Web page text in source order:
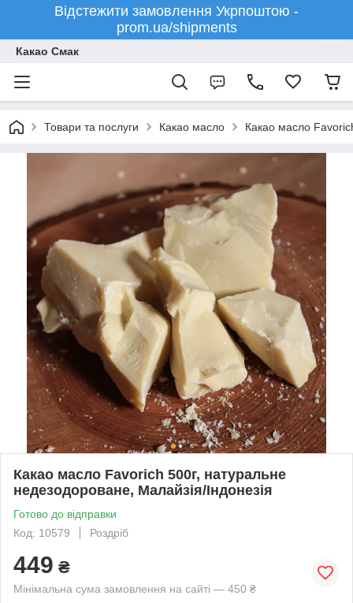
Відстежити замовлення Укрпоштою -
prom.ua/shipments
Какао Смак
Товари та послуги Какао масло Какао масло
Какао масло Favorich 500г, натуральне
недезодороване, Малайзія/Індонезія
Готово до відправки
Код: 10579
Роздріб
449 ₴
Мінімальна сума замовлення на сайті — 450 ₴